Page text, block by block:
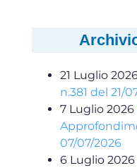
21 Luglio
n.381 del 21/
7 Luglio 2026
07/07/2026
6 Luglio 2026